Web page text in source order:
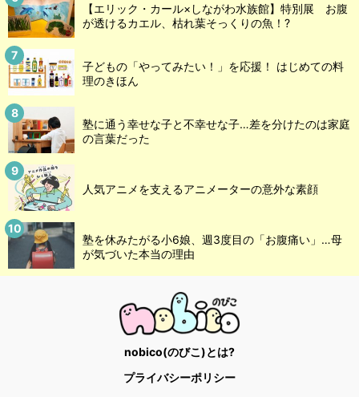
【エリック・カール×しながわ水族館】特別展 お腹
が透けるカエル、枯れ葉そっくりの魚！?
子どもの「やってみたい！」を応援！ はじめての料
理のきほん
塾に通う幸せな子と不幸せな子…差を分けたのは家庭
の言葉だった
人気アニメを支えるアニメーターの意外な素顔
塾を休みたがる小6娘、週3度目の「お腹痛い」…母
が気づいた本当の理由
nobico(のびこ)とは?
プライバシーポリシー